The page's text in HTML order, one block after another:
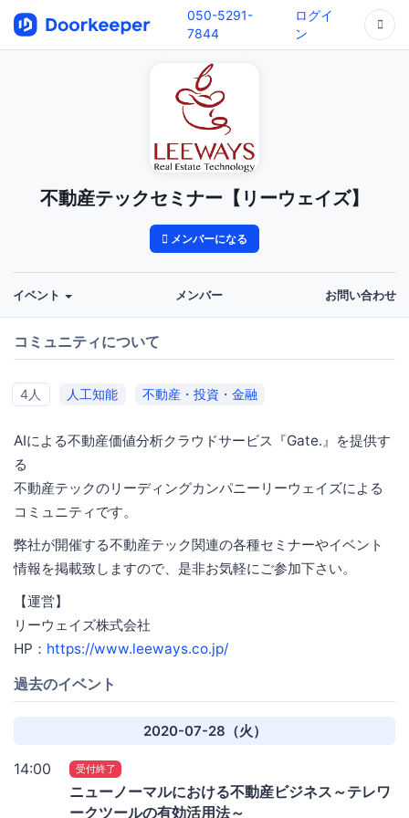
050-5291-
7844
ログイ
ン
不動産テックセミナー【リーウェイズ】
メンバーになる
イベント メンバー お問い合わせ
コミュニティについて
4人 人工知能 不動産・投資・金融
AIによる不動産価値分析クラウドサービス『Gate.』を提供す
る
不動産テックのリーディングカンパニーリーウェイズによる
コミュニティです。
弊社が開催する不動産テック関連の各種セミナーやイベント
情報を掲載致しますので、是非お気軽にご参加下さい。
【運営】
リーウェイズ株式会社
HP： https://www.leeways.co.jp/
過去のイベント
2020-07-28（火）
14:00 受付終了
ニューノーマルにおける不動産ビジネス～テレワ
ークツールの有効活用法～